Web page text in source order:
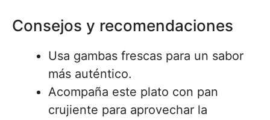
Consejos y recomendaciones
Usa gambas frescas para un sabor
más auténtico.
Acompaña este plato con pan
crujiente para aprovechar la